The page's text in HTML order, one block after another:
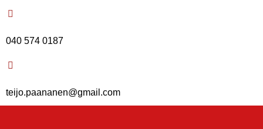
040 574 0187
teijo.paananen@gmail.com